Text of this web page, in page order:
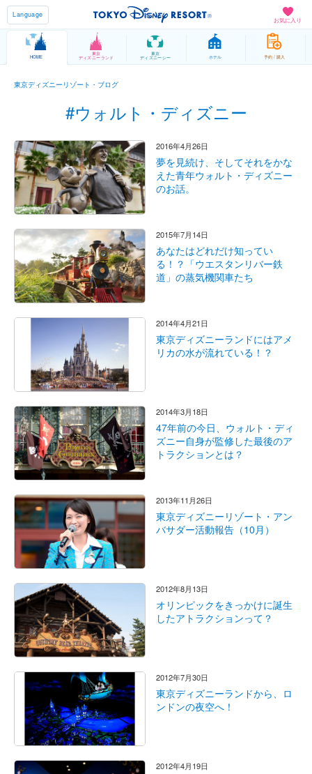
お気に入り
Language
HOME
東京
ディズニーランド
東京
ディズニーシー ホテル 予約 / 購入
東京ディズニーリゾート・ブログ
#ウォルト・ディズニー
2016年4月26日
夢を見続け、そしてそれをかな
えた青年ウォルト・ディズニー
のお話。
2015年7月14日
あなたはどれだけ知ってい
る！？「ウエスタンリバー鉄
道」の蒸気機関車たち
2014年4月21日
東京ディズニーランドにはアメ
リカの水が流れている！？
2014年3月18日
47年前の今日、ウォルト・ディ
ズニー自身が監修した最後のア
トラクションとは？
2013年11月26日
東京ディズニーリゾート・アン
バサダー活動報告（10月）
2012年8月13日
オリンピックをきっかけに誕生
したアトラクションって？
2012年7月30日
東京ディズニーランドから、ロ
ンドンの夜空へ！
2012年4月19日